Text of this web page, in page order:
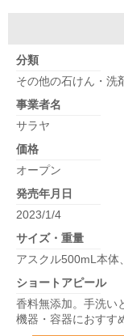
分類
その他の石けん・洗
事業者名
サラヤ
価格
オープン
発売年月日
2023/1/4
サイズ・重量
アスクル500mL本体
ショートアピール
香料無添加。手洗い
機器・容器におすす